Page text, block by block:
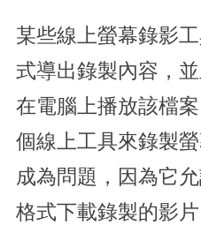
某些線上螢幕錄影
式導出錄製內容，
在電腦上播放該檔
個線上工具來錄製
成為問題，因為它
格式下載錄製的影片